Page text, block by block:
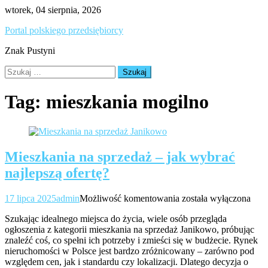
Skip
content
wtorek, 04 sierpnia, 2026
Portal polskiego przedsiębiorcy
Znak Pustyni
Szukaj:
Tag: mieszkania mogilno
Mieszkania na sprzedaż – jak wybrać
najlepszą ofertę?
17 lipca 2025adminMożliwość komentowania Mieszkania
sprzedaż
–
jak
wybrać
najlepszą
została wyłączona
Szukając idealnego miejsca do życia, wiele osób przegląda
ogłoszenia z kategorii mieszkania na sprzedaż Janikowo, próbując
znaleźć coś, co spełni ich potrzeby i zmieści się w budżecie. Rynek
nieruchomości w Polsce jest bardzo zróżnicowany – zarówno pod
względem cen, jak i standardu czy lokalizacji. Dlatego decyzja o